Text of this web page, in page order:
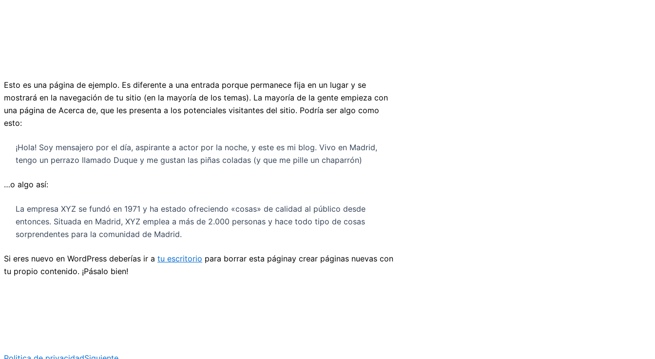
Esto es una página de ejemplo. Es diferente a una entrada porque permanece fija en un lugar y se
mostrará en la navegación de tu sitio (en la mayoría de los temas). La mayoría de la gente empieza con
una página de Acerca de, que les presenta a los potenciales visitantes del sitio. Podría ser algo como
esto:
¡Hola! Soy mensajero por el día, aspirante a actor por la noche, y este es mi blog. Vivo en Madrid,
tengo un perrazo llamado Duque y me gustan las piñas coladas (y que me pille un chaparrón)
…o algo así:
La empresa XYZ se fundó en 1971 y ha estado ofreciendo «cosas» de calidad al público desde
entonces. Situada en Madrid, XYZ emplea a más de 2.000 personas y hace todo tipo de cosas
sorprendentes para la comunidad de Madrid.
Si eres nuevo en WordPress deberías ir a tu escritorio para borrar esta páginay crear páginas nuevas con
tu propio contenido. ¡Pásalo bien!